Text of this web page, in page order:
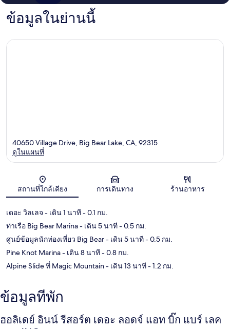
ข้อมูลในย่านนี้
แผนที่
40650 Village Drive, Big Bear Lake, CA, 92315
ดูในแผนที่
สถานที่ใกล้เคียง การเดินทาง ร้านอาหาร
เดอะ วิลเลจ - เดิน 1 นาที- 0.1 กม.
ท่าเรือ Big Bear Marina- เดิน 5 นาที- 0.5 กม.
ศูนย์ข้อมูลนักท่องเที่ยว Big Bear- เดิน 5 นาที- 0.5 กม.
Pine Knot Marina- เดิน 8 นาที- 0.8 กม.
Alpine Slide ที่ Magic Mountain- เดิน 13 นาที- 1.2 กม.
ข้อมูลที่พัก
ฮอลิเดย์ อินน์ รีสอร์ต เดอะ ลอดจ์ แอท บิ๊ก แบร์ เลค